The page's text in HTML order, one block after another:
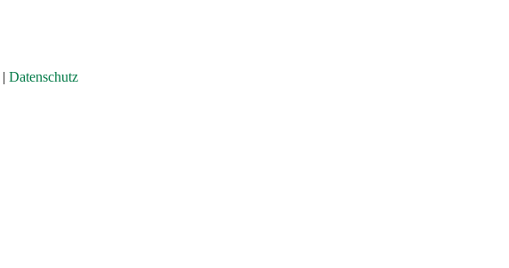
| Datenschutz